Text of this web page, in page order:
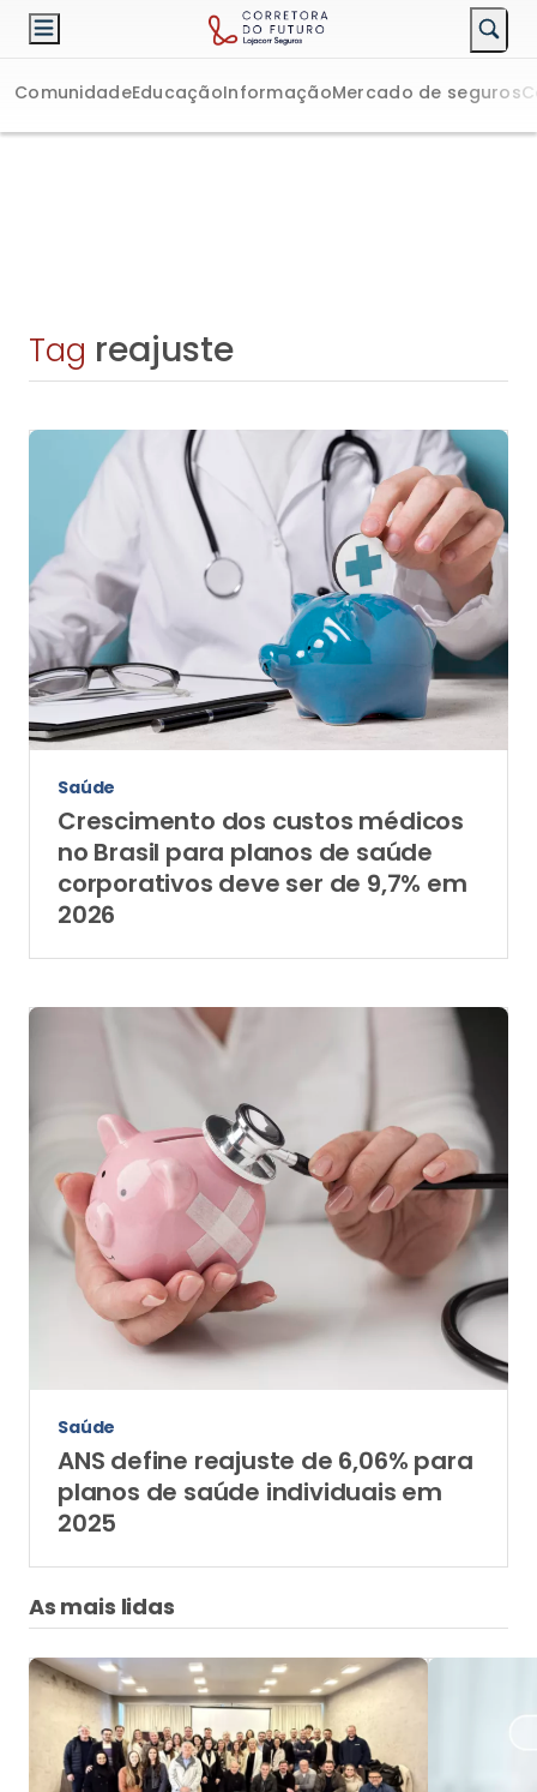
ComunidadeEducaçãoInformaçãoMercado de seguros
Tag reajuste
Saúde
Crescimento dos custos médicos
no Brasil para planos de saúde
corporativos deve ser de 9,7% em
2026
Saúde
ANS define reajuste de 6,06% para
planos de saúde individuais em
2025
As mais lidas